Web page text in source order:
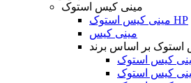
مینی کیس استوک
مینی کیس استوک HP
مینی کیس
استوک بر اساس برند